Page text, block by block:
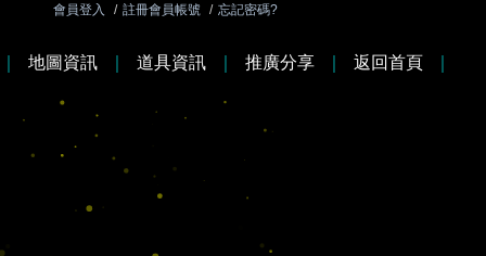
會員登入 / 註冊會員帳號 / 忘記密碼?